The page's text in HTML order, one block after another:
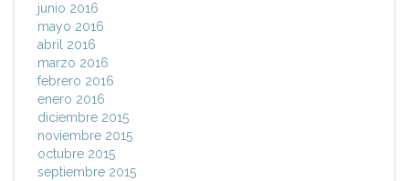
junio 2016
mayo 2016
abril 2016
marzo 2016
febrero 2016
enero 2016
diciembre 2015
noviembre 2015
octubre 2015
septiembre 2015